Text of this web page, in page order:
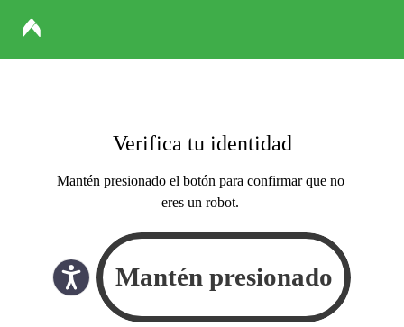
Verifica tu identidad
Mantén presionado el botón para confirmar que no
eres un robot.